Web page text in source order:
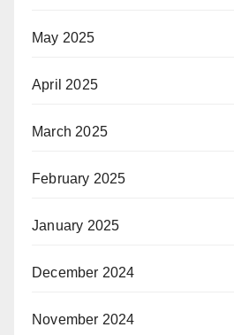
May 2025
April 2025
March 2025
February 2025
January 2025
December 2024
November 2024